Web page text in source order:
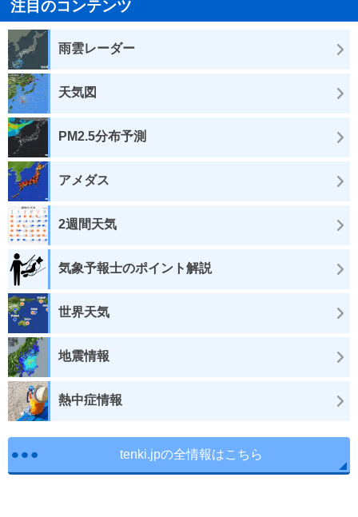
注目のコンテンツ
雨雲レーダー
天気図
PM2.5分布予測
アメダス
2週間天気
気象予報士のポイント解説
世界天気
地震情報
熱中症情報
tenki.jpの全情報はこちら